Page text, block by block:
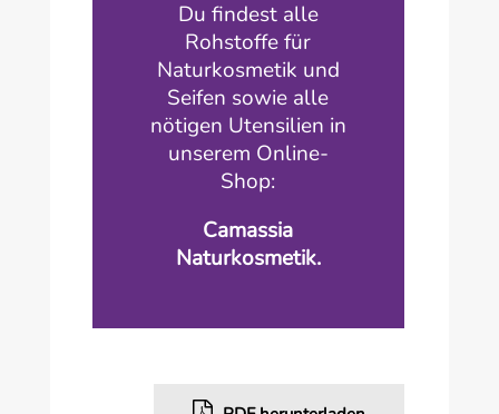
Du findest alle
Rohstoffe für
Naturkosmetik und
Seifen sowie alle
nötigen Utensilien in
unserem Online-
Shop:
Camassia
Naturkosmetik.